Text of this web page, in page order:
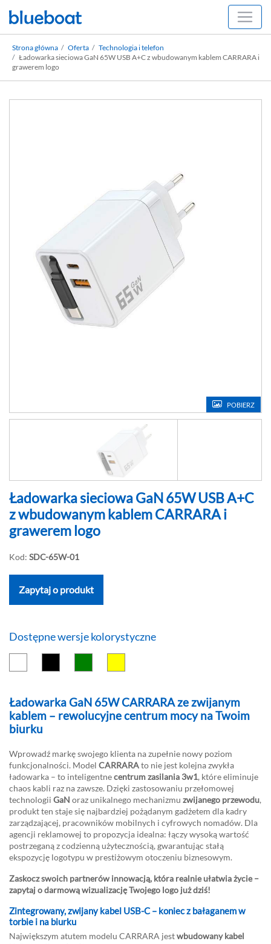
Strona główna Oferta
Technologia i telefon
Ładowarka sieciowa GaN 65W USB A+C z wbudowanym kablem CARRARA i
grawerem logo
POBIERZ
Ładowarka sieciowa GaN 65W USB A+C
z wbudowanym kablem CARRARA i
grawerem logo
Kod: SDC-65W-01
Zapytaj o produkt
Dostępne wersje kolorystyczne
Ładowarka GaN 65W CARRARA ze zwijanym
kablem – rewolucyjne centrum mocy na Twoim
biurku
Wprowadź markę swojego klienta na zupełnie nowy poziom
funkcjonalności. Model CARRARAto nie jest kolejna zwykła
ładowarka – to inteligentnecentrum zasilania 3w1, które eliminuje
chaos kabli raz na zawsze. Dzięki zastosowaniu przełomowej
technologii GaN oraz unikalnego mechanizmu zwijanego przewodu,
produkt ten staje się najbardziej pożądanym gadżetem dla kadry
zarządzającej, pracowników mobilnych i cyfrowych nomadów. Dla
agencji reklamowej to propozycja idealna: łączy wysoką wartość
postrzeganą z codzienną użytecznością, gwarantując stałą
ekspozycję logotypu w prestiżowym otoczeniu biznesowym.
Zaskocz swoich partnerów innowacją, która realnie ułatwia życie –
zapytaj o darmową wizualizację Twojego logo już dziś!
Zintegrowany, zwijany kabel USB-C – koniec z bałaganem w
torbie i na biurku
Największym atutem modelu CARRARA jestwbudowany kabel